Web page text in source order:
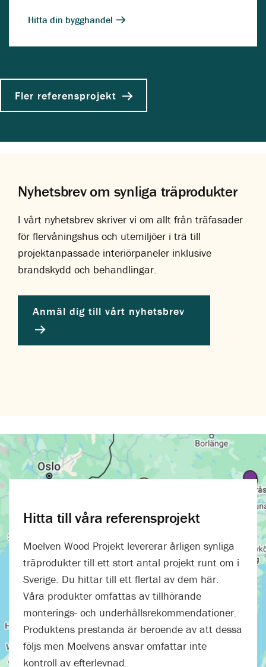
Hitta din bygghandel
Fler referensprojekt
Nyhetsbrev om synliga träprodukter
I vårt nyhetsbrev skriver vi om allt från träfasader
för flervåningshus och utemiljöer i trä till
projektanpassade interiörpaneler inklusive
brandskydd och behandlingar.
Anmäl dig till vårt nyhetsbrev
Hitta till våra referensprojekt
Moelven Wood Projekt levererar årligen synliga
träprodukter till ett stort antal projekt runt om i
Sverige. Du hittar till ett flertal av dem här.
Våra produkter omfattas av tillhörande
monterings- och underhållsrekommendationer.
Produktens prestanda är beroende av att dessa
följs men Moelvens ansvar omfattar inte
kontroll av efterlevnad.